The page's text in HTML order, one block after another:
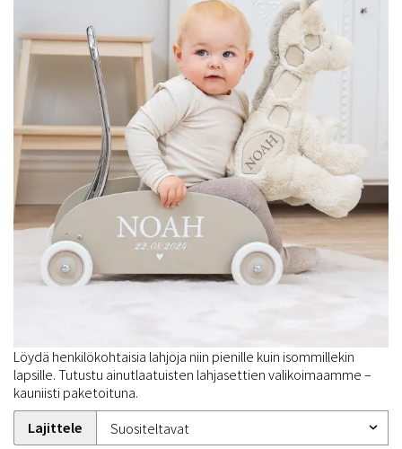
Löydä henkilökohtaisia lahjoja niin pienille kuin isommillekin
lapsille. Tutustu ainutlaatuisten lahjasettien valikoimaamme –
kauniisti paketoituna.
Lajittele